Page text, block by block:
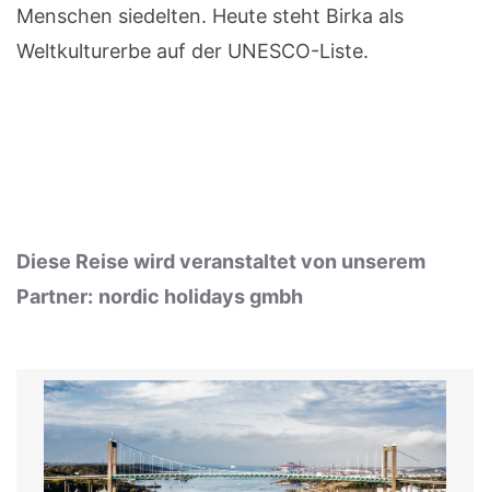
Menschen siedelten. Heute steht Birka als
Weltkulturerbe auf der UNESCO-Liste.
Diese Reise wird veranstaltet von unserem
Partner: nordic holidays gmbh